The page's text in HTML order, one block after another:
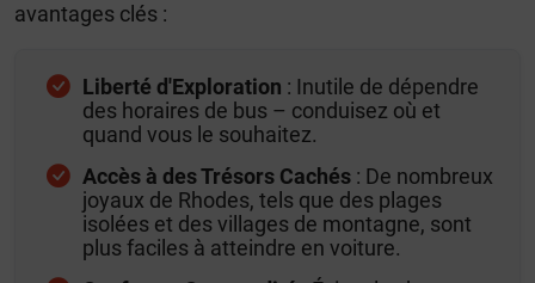
avantages clés :
Liberté d'Exploration : Inutile de dépendre
des horaires de bus – conduisez où et
quand vous le souhaitez.
Accès à des Trésors Cachés : De nombreux
joyaux de Rhodes, tels que des plages
isolées et des villages de montagne, sont
plus faciles à atteindre en voiture.